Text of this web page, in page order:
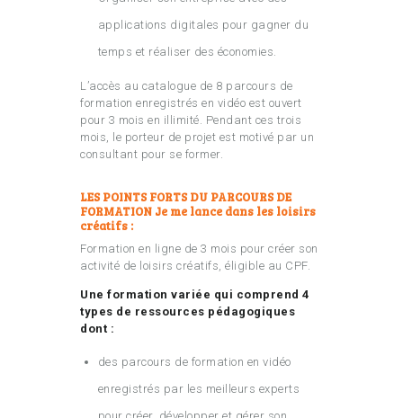
applications digitales pour gagner du
temps et réaliser des économies.
L’accès au catalogue de 8 parcours de
formation enregistrés en vidéo est ouvert
pour 3 mois en illimité. Pendant ces trois
mois, le porteur de projet est motivé par un
consultant pour se former.
LES POINTS FORTS DU PARCOURS DE
FORMATION Je me lance dans les loisirs
créatifs :
Formation en ligne de 3 mois pour créer son
activité de loisirs créatifs, éligible au CPF.
Une formation variée qui comprend 4
types de ressources pédagogiques
dont :
des parcours de formation en vidéo
enregistrés par les meilleurs experts